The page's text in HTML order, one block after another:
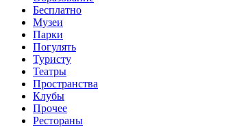
Бесплатно
Музеи
Парки
Погулять
Туристу
Театры
Пространства
Клубы
Прочее
Рестораны